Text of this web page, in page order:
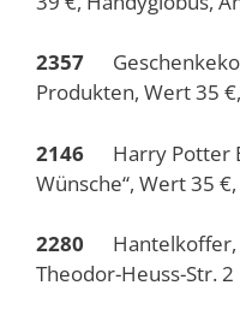
2357
Produkten, Wert 35
2146
Harry Potter
Wünsche“, Wert 35
2280
Theodor-Heuss-Str. 2